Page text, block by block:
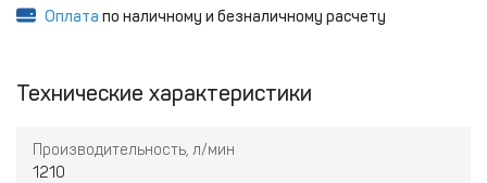
Оплата по наличному и безналичному расчету
Технические характеристики
Производительность, л/мин
1210